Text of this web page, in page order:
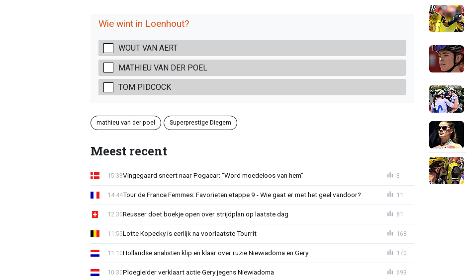
Wie wint in Loenhout?
WOUT VAN AERT
MATHIEU VAN DER POEL
TOM PIDCOCK
mathieu van der poel Superprestige Diegem
Meest recent
Vingegaard sneert naar Pogacar: "Word moedeloos van hem"
15:33 3
Tour de France Femmes: Favorieten etappe 9 - Wie gaat er met het geel vandoor?
14:44 11
Reusser doet boekje open over strijdplan op laatste dag
12:30 81
Lotte Kopecky is eerlijk na voorlaatste Tourrit
11:55 168
Hollandse analisten klip en klaar over ruzie Niewiadoma en Gery
11:10 170
Ploegleider verklaart actie Gery jegens Niewiadoma
10:30 693